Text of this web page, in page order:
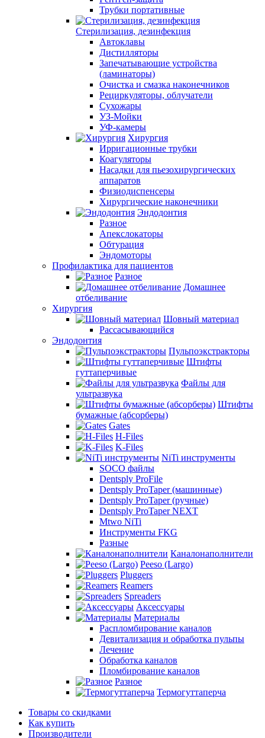
Трубки портативные
Стерилизация, дезинфекция
Автоклавы
Дистилляторы
Запечатывающие устройства
(ламинаторы)
Очистка и смазка наконечников
Рециркуляторы, облучатели
Сухожары
УЗ-Мойки
УФ-камеры
Хирургия
Ирригационные трубки
Коагуляторы
Насадки для пьезохирургических
аппаратов
Физиодиспенсеры
Хирургические наконечники
Эндодонтия
Разное
Апекслокаторы
Обтурация
Эндомоторы
Профилактика для пациентов
Разное
Домашнее
отбеливание
Хирургия
Шовный материал
Рассасывающийся
Эндодонтия
Пульпоэкстракторы
Штифты
гуттаперчивые
Файлы для
ультразвука
Штифты
бумажные (абсорберы)
Gates
H-Files
K-Files
NiTi инструменты
SOCO файлы
Dentsply ProFile
Dentsply ProTaper (машинные)
Dentsply ProTaper (ручные)
Dentsply ProTaper NEXT
Mtwo NiTi
Инструменты FKG
Разные
Каналонаполнители
Peeso (Largo)
Pluggers
Reamers
Spreaders
Аксессуары
Материалы
Распломбирование каналов
Девитализация и обработка пульпы
Лечение
Обработка каналов
Пломбирование каналов
Разное
Термогуттаперча
Товары со скидками
Как купить
Производители